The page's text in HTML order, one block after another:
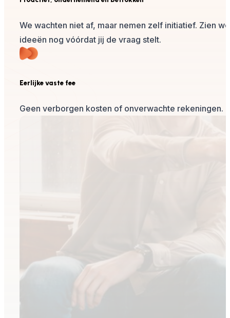
We wachten niet af, maar nemen zelf initiatief. Zien
ideeën nog vóórdat jij de vraag stelt.
Eerlijke vaste fee
Geen verborgen kosten of onverwachte rekeningen.